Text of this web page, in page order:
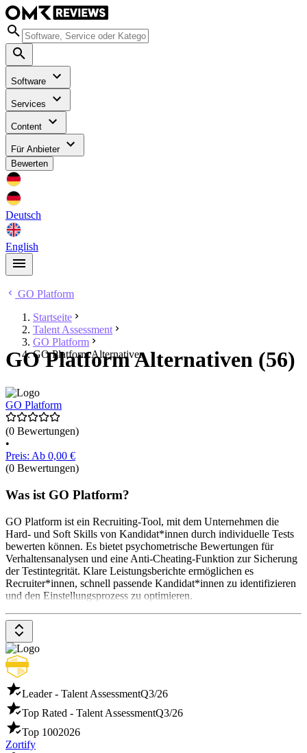
Software
Services
Content
Für Anbieter
Bewerten
Deutsch
English
GO Platform
Startseite
Talent Assessment
GO Platform
GO Platform Alternativen
GO Platform Alternativen (56)
GO Platform
(0 Bewertungen)
•
Preis: Ab 0,00 €
(0 Bewertungen)
Was ist GO Platform?
GO Platform ist ein Recruiting-Tool, mit dem Unternehmen die
Hard- und Soft Skills von Kandidat*innen durch individuelle Tests
bewerten können. Es bietet psychometrische Bewertungen für
Verhaltensanalysen und eine Anti-Cheating-Funktion zur Sicherung
der Testintegrität. Klare Leistungsberichte ermöglichen es
Recruiter*innen, schnell passende Kandidat*innen zu identifizieren
und den Einstellungsprozess zu optimieren.
Leader - Talent AssessmentQ3/26
Top Rated - Talent AssessmentQ3/26
Top 1002026
Zortify